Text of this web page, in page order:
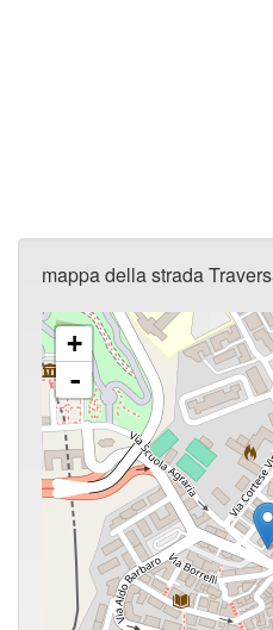
mappa della strada
+
-